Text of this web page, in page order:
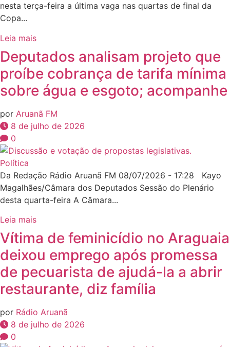
nesta terça-feira a última vaga nas quartas de final da
Copa...
Leia mais
Deputados analisam projeto que
proíbe cobrança de tarifa mínima
sobre água e esgoto; acompanhe
por Aruanã FM
8 de julho de 2026
0
Política
Da Redação Rádio Aruanã FM 08/07/2026 - 17:28 Kayo
Magalhães/Câmara dos Deputados Sessão do Plenário
desta quarta-feira A Câmara...
Leia mais
Vítima de feminicídio no Araguaia
deixou emprego após promessa
de pecuarista de ajudá-la a abrir
restaurante, diz família
por Rádio Aruanã
8 de julho de 2026
0